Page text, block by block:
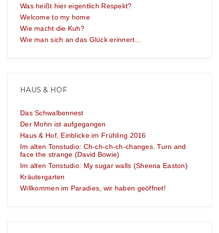
Was heißt hier eigentlich Respekt?
Welcome to my home
Wie macht die Kuh?
Wie man sich an das Glück erinnert...
HAUS & HOF
Das Schwalbennest
Der Mohn ist aufgegangen
Haus & Hof, Einblicke im Frühling 2016
Im alten Tonstudio: Ch-ch-ch-ch-changes. Turn and
face the strange (David Bowie)
Im alten Tonstudio: My sugar walls (Sheena Easton)
Kräutergarten
Willkommen im Paradies, wir haben geöffnet!